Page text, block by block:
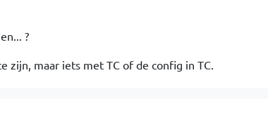
?
maar iets met TC of de config in TC.